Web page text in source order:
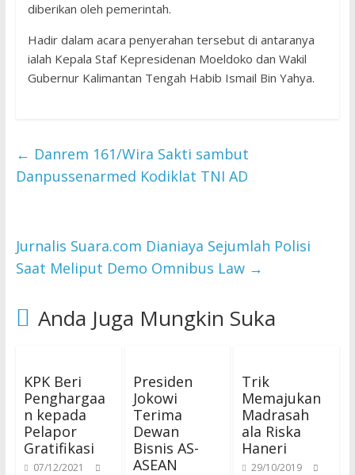
diberikan oleh pemerintah.
Hadir dalam acara penyerahan tersebut di antaranya
ialah Kepala Staf Kepresidenan Moeldoko dan Wakil
Gubernur Kalimantan Tengah Habib Ismail Bin Yahya.
← Danrem 161/Wira Sakti sambut
Danpussenarmed Kodiklat TNI AD
Jurnalis Suara.com Dianiaya Sejumlah Polisi
Saat Meliput Demo Omnibus Law →
Anda Juga Mungkin Suka
KPK Beri
Penghargaa
n kepada
Pelapor
Gratifikasi
07/12/2021
Presiden
Jokowi
Terima
Dewan
Bisnis AS-
ASEAN
Trik
Memajukan
Madrasah
ala Riska
Haneri
29/10/2019